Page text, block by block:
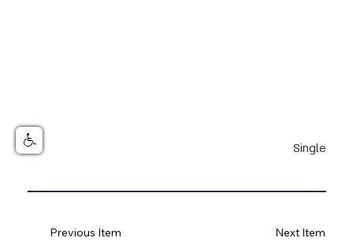
Single
Next Item
Previous Item